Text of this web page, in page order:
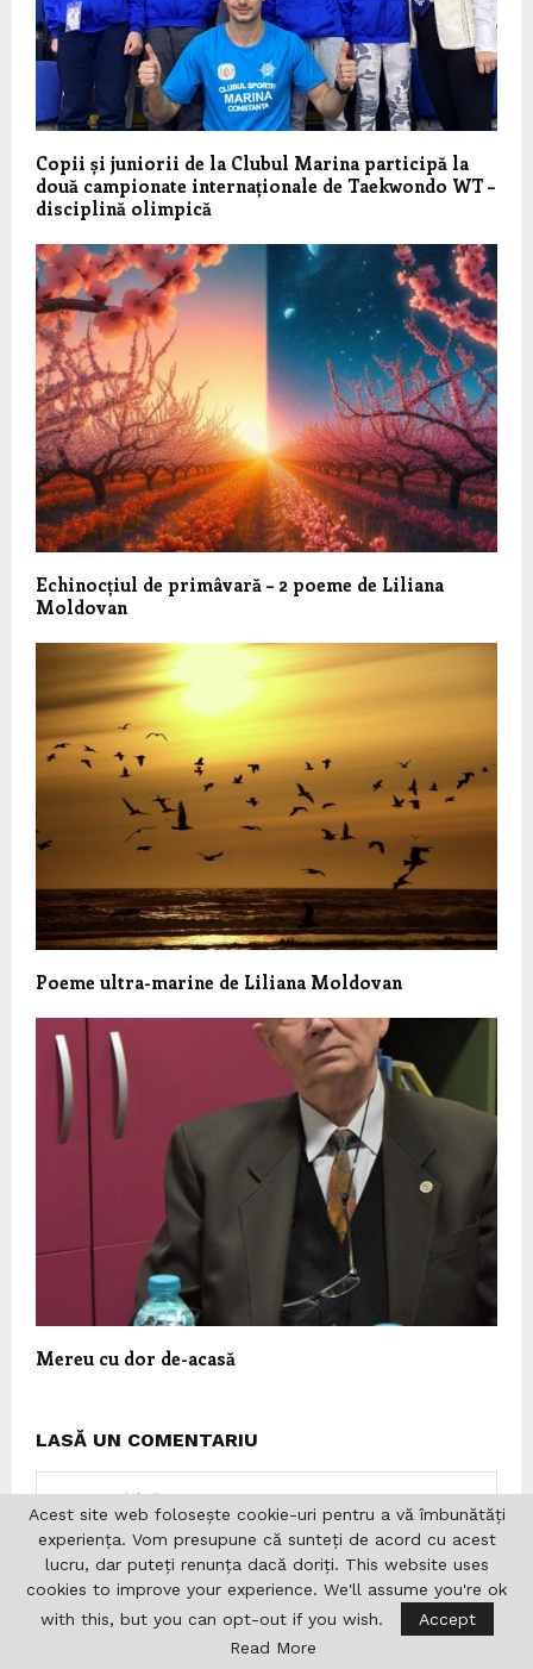
Copii și juniorii de la Clubul Marina participă la
două campionate internaționale de Taekwondo WT –
disciplină olimpică
Echinocțiul de primâvară – 2 poeme de Liliana
Moldovan
Poeme ultra-marine de Liliana Moldovan
Mereu cu dor de-acasă
LASĂ UN COMENTARIU
Acest site web folosește cookie-uri pentru a vă îmbunătăți
experiența. Vom presupune că sunteți de acord cu acest
lucru, dar puteți renunța dacă doriți. This website uses
cookies to improve your experience. We'll assume you're ok
with this, but you can opt-out if you wish.
Accept
Read More